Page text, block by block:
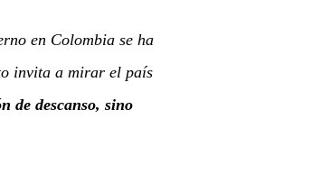
en Colombia se ha
invita a mirar el país
de descanso, sino